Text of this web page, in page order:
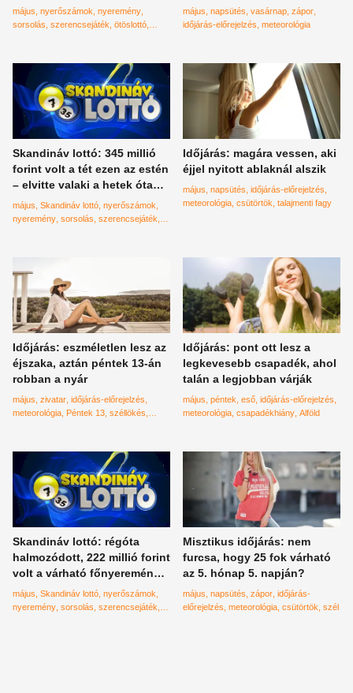
Magyarországon?
május nyerőszámok nyeremény
sorsolás szerencsejáték ötöslottó
hétvégénket rontják el a
záporok?
május napsütés vasárnap zápor
időjárás-előrejelzés meteorológia
Skandináv lottó: 345 millió
forint volt a tét ezen az estén
– elvitte valaki a hetek óta
halmozódó nyereményt?
május Skandináv lottó nyerőszámok
nyeremény sorsolás szerencsejáték
Időjárás: magára vessen, aki
éjjel nyitott ablaknál alszik
május napsütés időjárás-előrejelzés
meteorológia csütörtök talajmenti fagy
Időjárás: eszméletlen lesz az
éjszaka, aztán péntek 13-án
robban a nyár
május zivatar időjárás-előrejelzés
meteorológia Péntek 13 széllökés
Időjárás: pont ott lesz a
legkevesebb csapadék, ahol
talán a legjobban várják
május péntek eső időjárás-előrejelzés
meteorológia csapadékhiány Alföld
Skandináv lottó: régóta
halmozódott, 222 millió forint
volt a várható főnyeremény –
micsoda számok jöttek ki!
május Skandináv lottó nyerőszámok
nyeremény sorsolás szerencsejáték
Misztikus időjárás: nem
furcsa, hogy 25 fok várható
az 5. hónap 5. napján?
május napsütés zápor időjárás-
előrejelzés meteorológia csütörtök szél